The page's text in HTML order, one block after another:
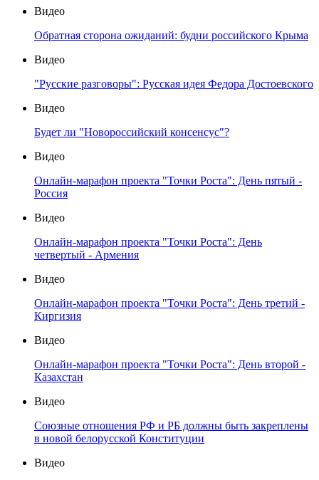
Видео
Обратная сторона ожиданий: будни российского Крыма
Видео
"Русские разговоры": Русская идея Федора Достоевского
Видео
Будет ли "Новороссийский консенсус"?
Видео
Онлайн-марафон проекта "Точки Роста": День пятый -
Россия
Видео
Онлайн-марафон проекта "Точки Роста": День
четвертый - Армения
Видео
Онлайн-марафон проекта "Точки Роста": День третий -
Киргизия
Видео
Онлайн-марафон проекта "Точки Роста": День второй -
Казахстан
Видео
Союзные отношения РФ и РБ должны быть закреплены
в новой белорусской Конституции
Видео